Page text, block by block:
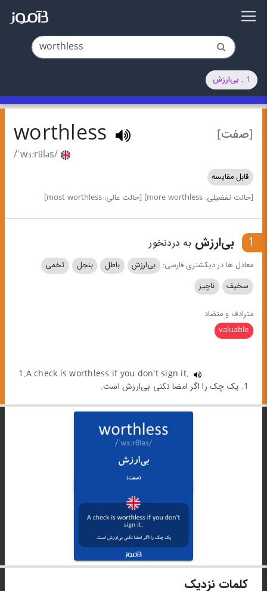
1 . بی‌ارزش
[صفت] worthless
/ˈwɜːrθləs/
قابل مقایسه
[حالت تفضیلی: more worthless]
[حالت عالی: most worthless]
1 بی‌ارزش به درد‌نخور
معادل ها در دیکشنری فارسی: بی‌ارزش باطل بنجل
تخمی
سخیف
ناچیز
مترادف و متضاد
valuable
1.A check is worthless if you don't sign it.
1. یک چک را اگر امضا نکنی بی‌ارزش است.
کلمات نزدیک